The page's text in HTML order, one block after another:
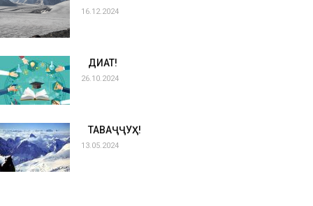
16.12.2024
ДИҚҚАТ!
26.10.2024
ТАВАҶҶУҲ!
13.05.2024